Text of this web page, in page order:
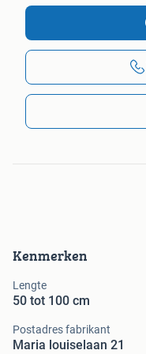
Kenmerken
Lengte
50 tot 100 cm
Postadres fabrikant
Maria louiselaan 21